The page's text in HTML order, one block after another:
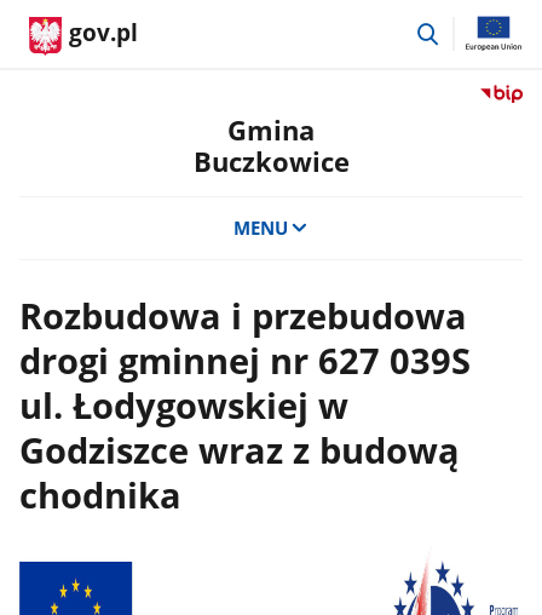
gov.pl
przejdź
Przejdź
Gmina
Buczkowice
MENU
Rozbudowa i przebudowa
drogi gminnej nr 627 039S
ul. Łodygowskiej w
Godziszce wraz z budową
chodnika